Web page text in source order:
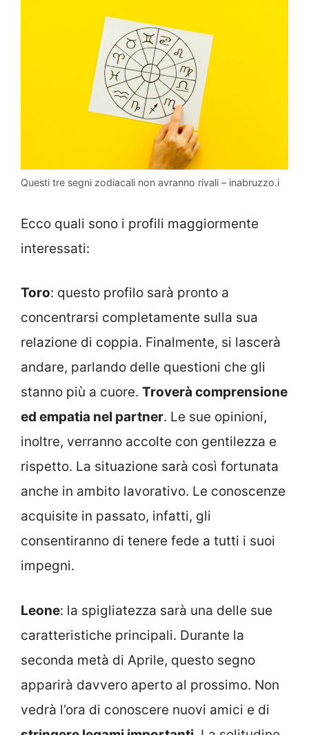
Questi tre segni zodiacali non avranno rivali – inabruzzo.i
Ecco quali sono i profili maggiormente
interessati:
Toro: questo profilo sarà pronto a
concentrarsi completamente sulla sua
relazione di coppia. Finalmente, si lascerà
andare, parlando delle questioni che gli
stanno più a cuore. Troverà comprensione
ed empatia nel partner. Le sue opinioni,
inoltre, verranno accolte con gentilezza e
rispetto. La situazione sarà così fortunata
anche in ambito lavorativo. Le conoscenze
acquisite in passato, infatti, gli
consentiranno di tenere fede a tutti i suoi
impegni.
Leone: la spigliatezza sarà una delle sue
caratteristiche principali. Durante la
seconda metà di Aprile, questo segno
apparirà davvero aperto al prossimo. Non
vedrà l’ora di conoscere nuovi amici e di